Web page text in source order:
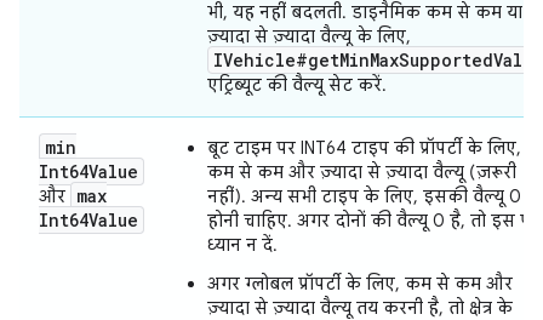
भी, यह नहीं बदलती. डाइनैमिक कम से कम या
ज़्यादा से ज़्यादा वैल्यू के लिए,
IVehicle#getMinMaxSupportedValue
एट्रिब्यूट की वैल्यू सेट करें.
min
Int64Value
और max
Int64Value
बूट टाइम पर INT64 टाइप की प्रॉपर्टी के लिए,
कम से कम और ज़्यादा से ज़्यादा वैल्यू (ज़रूरी
नहीं). अन्य सभी टाइप के लिए, इसकी वैल्यू 0
होनी चाहिए. अगर दोनों की वैल्यू 0 है, तो इस पर
ध्यान न दें.
अगर ग्लोबल प्रॉपर्टी के लिए, कम से कम और
ज़्यादा से ज़्यादा वैल्यू तय करनी है, तो क्षेत्र के